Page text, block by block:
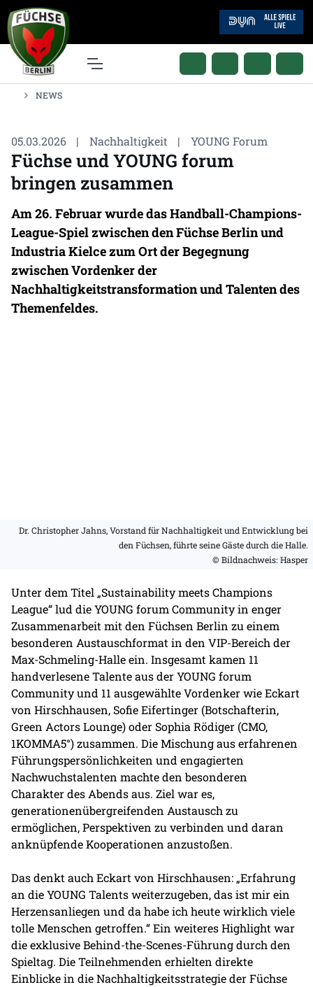
NEWS
05.03.2026 | Nachhaltigkeit | YOUNG Forum
Füchse und YOUNG forum
bringen zusammen
Am 26. Februar wurde das Handball-Champions-
League-Spiel zwischen den Füchse Berlin und
Industria Kielce zum Ort der Begegnung
zwischen Vordenker der
Nachhaltigkeitstransformation und Talenten des
Themenfeldes.
Dr. Christopher Jahns, Vorstand für Nachhaltigkeit und Entwicklung bei
den Füchsen, führte seine Gäste durch die Halle.
© Bildnachweis: Hasper
Unter dem Titel „Sustainability meets Champions
League“ lud die YOUNG forum Community in enger
Zusammenarbeit mit den Füchsen Berlin zu einem
besonderen Austauschformat in den VIP-Bereich der
Max-Schmeling-Halle ein. Insgesamt kamen 11
handverlesene Talente aus der YOUNG forum
Community und 11 ausgewählte Vordenker wie Eckart
von Hirschhausen, Sofie Eifertinger (Botschafterin,
Green Actors Lounge) oder Sophia Rödiger (CMO,
1KOMMA5°) zusammen. Die Mischung aus erfahrenen
Führungspersönlichkeiten und engagierten
Nachwuchstalenten machte den besonderen
Charakter des Abends aus. Ziel war es,
generationenübergreifenden Austausch zu
ermöglichen, Perspektiven zu verbinden und daran
anknüpfende Kooperationen anzustoßen.
Das denkt auch Eckart von Hirschhausen: „Erfahrung
an die YOUNG Talents weiterzugeben, das ist mir ein
Herzensanliegen und da habe ich heute wirklich viele
tolle Menschen getroffen.“ Ein weiteres Highlight war
die exklusive Behind-the-Scenes-Führung durch den
Spieltag. Die Teilnehmenden erhielten direkte
Einblicke in die Nachhaltigkeitsstrategie der Füchse